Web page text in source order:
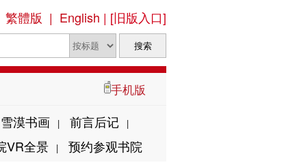
繁體版 | English | [旧版入口]
手机版
雪漠书画 | 前言后记 |
VR全景 | 预约参观书院